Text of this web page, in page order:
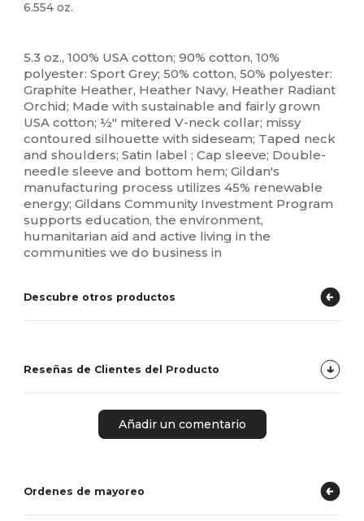
6.554 oz.
5.3 oz., 100% USA cotton; 90% cotton, 10%
polyester: Sport Grey; 50% cotton, 50% polyester:
Graphite Heather, Heather Navy, Heather Radiant
Orchid; Made with sustainable and fairly grown
USA cotton; ½" mitered V-neck collar; missy
contoured silhouette with sideseam; Taped neck
and shoulders; Satin label ; Cap sleeve; Double-
needle sleeve and bottom hem; Gildan's
manufacturing process utilizes 45% renewable
energy; Gildans Community Investment Program
supports education, the environment,
humanitarian aid and active living in the
communities we do business in
Descubre otros productos
Reseñas de Clientes del Producto
Añadir un comentario
Ordenes de mayoreo